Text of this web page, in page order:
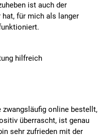
ist auch der
hat, für mich als langer
hilfreich
zwangsläufig online bestellt,
überrascht, ist genau
sehr zufrieden mit der